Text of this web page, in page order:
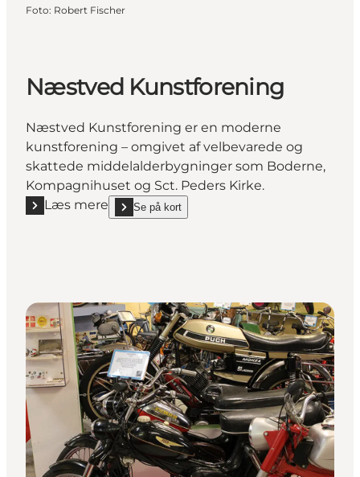
Foto: Robert Fischer
Næstved Kunstforening
Næstved Kunstforening er en moderne
kunstforening – omgivet af velbevarede og
skattede middelalderbygninger som Boderne,
Kompagnihuset og Sct. Peders Kirke.
Læs mere
Læs mere "Næstved Kunstforening"
Se på kort
show Næstved Kunstforening on_map